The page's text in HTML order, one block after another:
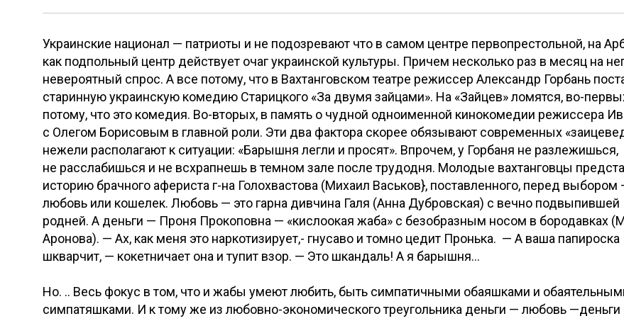
Украинские национал — патриоты и не подозревают что в самом центре первопрестольной, на
как подпольный центр действует очаг украинской культуры. Причем несколько раз в месяц на
невероятный спрос. А все потому, что в Вахтанговском театре режиссер Александр Горбань
старинную украинскую комедию Старицкого «За двумя зайцами». На «Зайцев» ломятся, во-
потому, что это комедия. Во-вторых, в память о чудной одноименной кинокомедии режиссера
с Олегом Борисовым в главной роли. Эти два фактора скорее обязывают современных
нежели располагают к ситуации: «Барышня легли и просят». Впрочем, у Горбаня не разлежишься,
не расслабишься и не всхрапнешь в темном зале после трудодня. Молодые вахтанговцы
историю брачного афериста г-на Голохвастова (Михаил Васьков}, поставленного, перед выбором
любовь или кошелек. Любовь — это гарна дивчина Галя (Анна Дубровская) с вечно подвыпившей
родней. А деньги — Проня Прокоповна — «кислоокая жаба» с безобразным носом в бородавках
Аронова). — Ах, как меня это наркотизирует,- гнусаво и томно цедит Пронька. — А ваша папироска
шкварчит, — кокетничает она и тупит взор. — Это шкандаль! А я барышня…
Но. .. Весь фокус в том, что и жабы умеют любить, быть симпатичными обаяшками и
симпатяшками. И к тому же из любовно-экономического треугольника деньги — любовь —деньги